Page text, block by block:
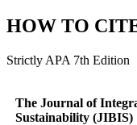
HOW TO
Strictly APA 7th Edition
The Journal of
Sustainability (JIBIS)